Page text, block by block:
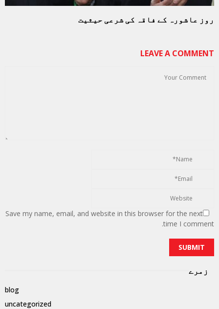
روز عاشورہ کے فاقہ کی شرعی حیثیت
LEAVE A COMMENT
Save my name, email, and website in this browser for the next
time I comment.
زمرے
blog
uncategorized